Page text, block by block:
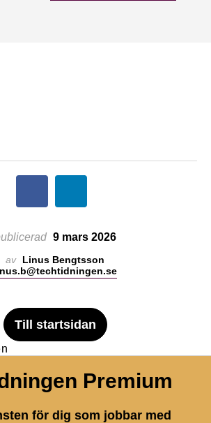
9 mars 2026
av
Linus Bengtsson
Till startsidan
Premium
för dig som jobbar med